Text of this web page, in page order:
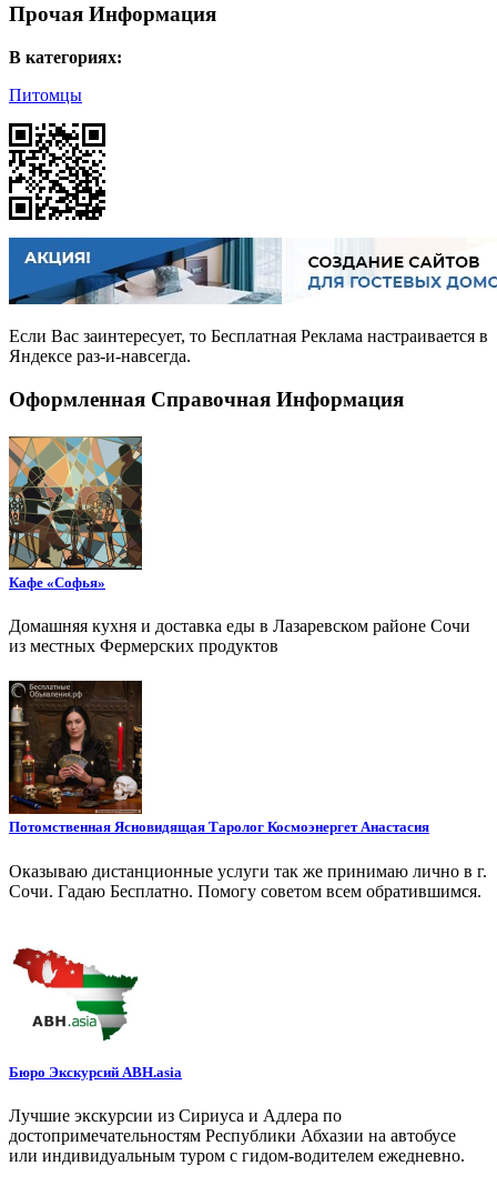
Прочая Информация
В категориях:
Питомцы
Если Вас заинтересует, то Бесплатная Реклама настраивается в
Яндексе раз-и-навсегда.
Оформленная Справочная Информация
Кафе «Софья»
Домашняя кухня и доставка еды в Лазаревском районе Сочи
из местных Фермерских продуктов
Потомственная Ясновидящая Таролог Космоэнергет Анастасия
Оказываю дистанционные услуги так же принимаю лично в г.
Сочи. Гадаю Бесплатно. Помогу советом всем обратившимся.
Бюро Экскурсий ABH.asia
Лучшие экскурсии из Сириуса и Адлера по
достопримечательностям Республики Абхазии на автобусе
или индивидуальным туром с гидом-водителем ежедневно.